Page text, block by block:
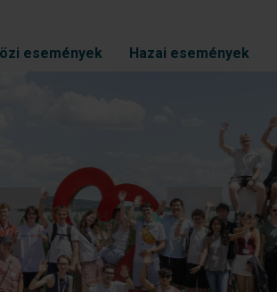
események Hazai események
és közös
alkalommal valósult
Egyetemen.